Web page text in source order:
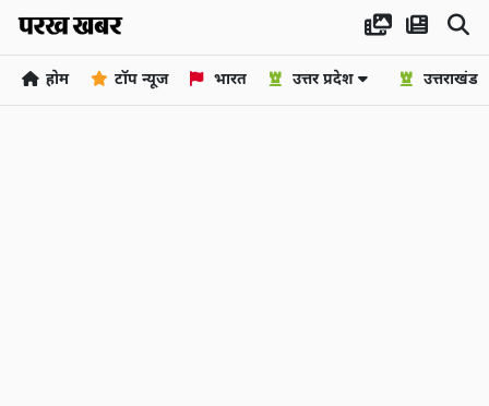
होम टॉप न्यूज भारत उत्तर प्रदेश उत्तराखंड